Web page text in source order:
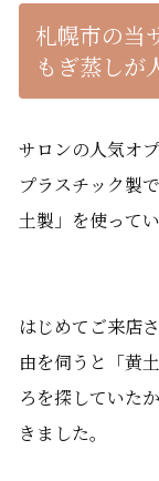
札幌市の当
もぎ蒸しが
サロンの人気オ
プラスチック製
土製」を使ってい
はじめてご来店
由を伺うと「黄
ろを探していた
きました。